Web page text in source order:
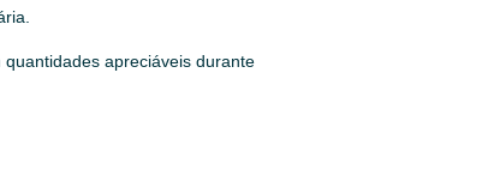
apreciáveis durante